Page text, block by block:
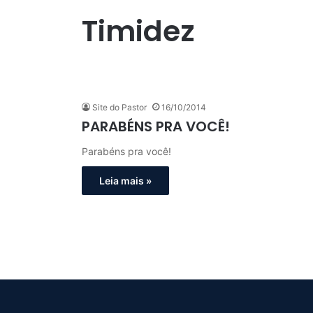
Timidez
Site do Pastor 16/10/2014
PARABÉNS PRA VOCÊ!
Parabéns pra você!
Leia mais »